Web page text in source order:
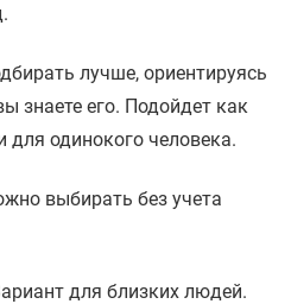
лучше, ориентируясь
знаете его. Подойдет как
для одинокого человека.
выбирать без учета
для близких людей.